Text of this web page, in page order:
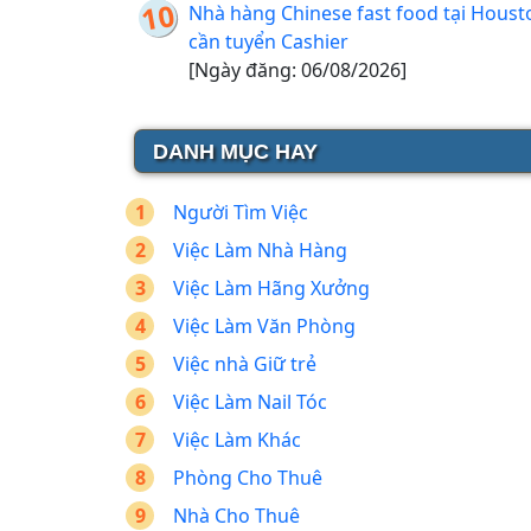
Nhà hàng Chinese fast food tại
cần tuyển Cashier
[Ngày đăng: 06/08/2026]
DANH MỤC HAY
Người Tìm Việc
Việc Làm Nhà Hàng
Việc Làm Hãng Xưởng
Việc Làm Văn Phòng
Việc nhà Giữ trẻ
Việc Làm Nail Tóc
Việc Làm Khác
Phòng Cho Thuê
Nhà Cho Thuê